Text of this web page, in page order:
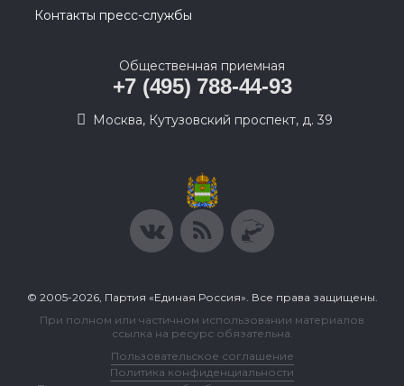
Контакты пресс-службы
Общественная приемная
+7 (495) 788-44-93
Москва, Кутузовский проспект, д. 39
© 2005-2026, Партия «Единая Россия». Все права защищены.
При полном или частичном использовании материалов
ссылка на ресурс обязательна.
Пользовательское соглашение
Политика конфиденциальности